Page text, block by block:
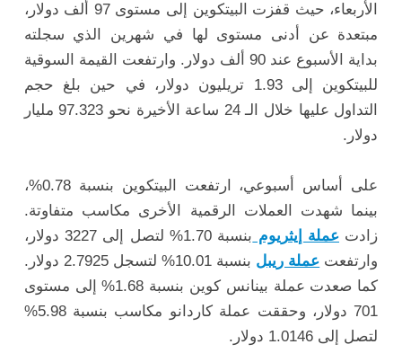
الأربعاء، حيث قفزت البيتكوين إلى مستوى 97 ألف دولار،
مبتعدة عن أدنى مستوى لها في شهرين الذي سجلته
بداية الأسبوع عند 90 ألف دولار. وارتفعت القيمة السوقية
للبيتكوين إلى 1.93 تريليون دولار، في حين بلغ حجم
التداول عليها خلال الـ 24 ساعة الأخيرة نحو 97.323 مليار
دولار.
على أساس أسبوعي، ارتفعت البيتكوين بنسبة 0.78%،
بينما شهدت العملات الرقمية الأخرى مكاسب متفاوتة.
زادت عملة إيثريوم
بنسبة 1.70% لتصل إلى 3227 دولار،
وارتفعت عملة ريبل
بنسبة 10.01% لتسجل 2.7925 دولار.
كما صعدت عملة بينانس كوين بنسبة 1.68% إلى مستوى
701 دولار، وحققت عملة كاردانو مكاسب بنسبة 5.98%
لتصل إلى 1.0146 دولار.